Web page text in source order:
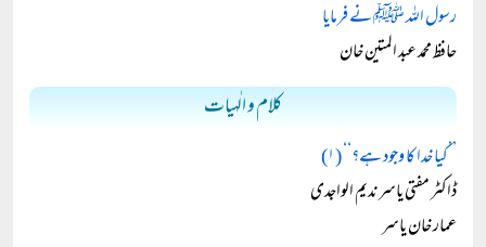
رسول اللہ ﷺ نے فرمایا
حافظ محمد عبد المتین خان
کلام و الٰہیات
’’کیا خدا کا وجود ہے؟‘‘ (۱)
ڈاکٹر مفتی یاسر ندیم الواجدی
عمار خان یاسر